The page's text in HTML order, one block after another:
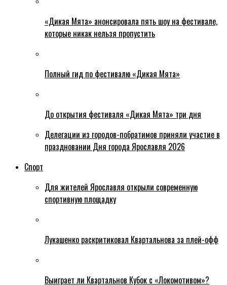
«Дикая Мята» анонсировала пять шоу на фестивале,
которые никак нельзя пропустить
Полный гид по фестивалю «Дикая Мята»
До открытия фестиваля «Дикая Мята» три дня
Делегации из городов-побратимов приняли участие в
праздновании Дня города Ярославля 2026
Спорт
Для жителей Ярославля открыли современную
спортивную площадку
Лукашенко раскритиковал Квартальнова за плей-офф
Выиграет ли Квартальнов Кубок с «Локомотивом»?